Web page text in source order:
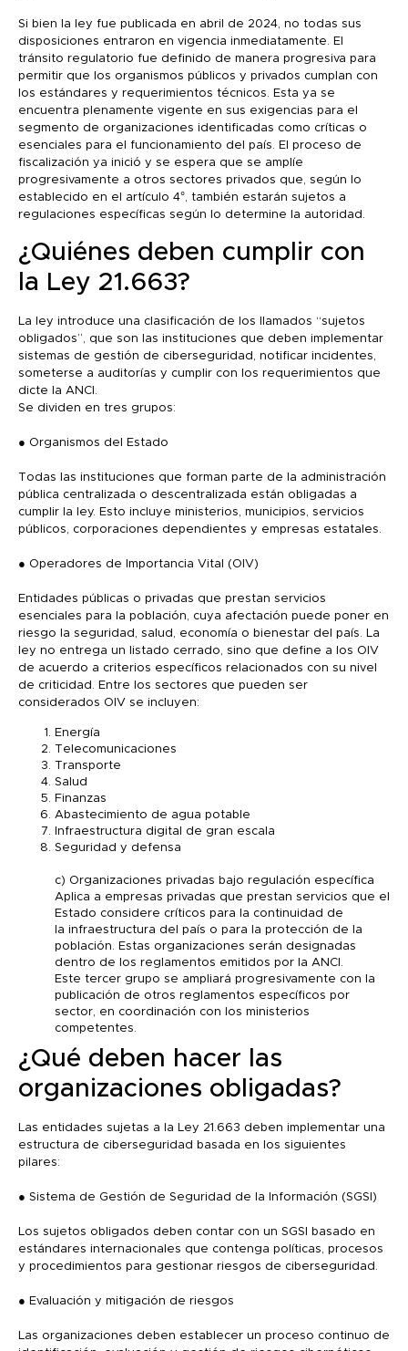
Si bien la ley fue publicada en abril de 2024, no todas sus
disposiciones entraron en vigencia inmediatamente. El
tránsito regulatorio fue definido de manera progresiva para
permitir que los organismos públicos y privados cumplan con
los estándares y requerimientos técnicos. Esta ya se
encuentra plenamente vigente en sus exigencias para el
segmento de organizaciones identificadas como críticas o
esenciales para el funcionamiento del país. El proceso de
fiscalización ya inició y se espera que se amplíe
progresivamente a otros sectores privados que, según lo
establecido en el artículo 4°, también estarán sujetos a
regulaciones específicas según lo determine la autoridad.
¿Quiénes deben cumplir con
la Ley 21.663?
La ley introduce una clasificación de los llamados “sujetos
obligados”, que son las instituciones que deben implementar
sistemas de gestión de ciberseguridad, notificar incidentes,
someterse a auditorías y cumplir con los requerimientos que
dicte la ANCI.
Se dividen en tres grupos:
● Organismos del Estado
Todas las instituciones que forman parte de la administración
pública centralizada o descentralizada están obligadas a
cumplir la ley. Esto incluye ministerios, municipios, servicios
públicos, corporaciones dependientes y empresas estatales.
● Operadores de Importancia Vital (OIV)
Entidades públicas o privadas que prestan servicios
esenciales para la población, cuya afectación puede poner en
riesgo la seguridad, salud, economía o bienestar del país. La
ley no entrega un listado cerrado, sino que define a los OIV
de acuerdo a criterios específicos relacionados con su nivel
de criticidad. Entre los sectores que pueden ser
considerados OIV se incluyen:
Energía
Telecomunicaciones
Transporte
Salud
Finanzas
Abastecimiento de agua potable
Infraestructura digital de gran escala
Seguridad y defensa
c) Organizaciones privadas bajo regulación específica
Aplica a empresas privadas que prestan servicios que el
Estado considere críticos para la continuidad de
la infraestructura del país o para la protección de la
población. Estas organizaciones serán designadas
dentro de los reglamentos emitidos por la ANCI.
Este tercer grupo se ampliará progresivamente con la
publicación de otros reglamentos específicos por
sector, en coordinación con los ministerios
competentes.
¿Qué deben hacer las
organizaciones obligadas?
Las entidades sujetas a la Ley 21.663 deben implementar una
estructura de ciberseguridad basada en los siguientes
pilares:
● Sistema de Gestión de Seguridad de la Información (SGSI)
Los sujetos obligados deben contar con un SGSI basado en
estándares internacionales que contenga políticas, procesos
y procedimientos para gestionar riesgos de ciberseguridad.
● Evaluación y mitigación de riesgos
Las organizaciones deben establecer un proceso continuo de